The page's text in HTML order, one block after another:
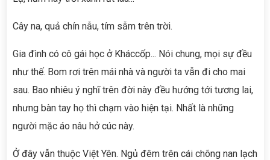
Cây na, quả chín nẫu, tím sẫm trên trời.
Gia đình có cô gái học ở Kháccốp... Nói chung, mọi sự đều
như thế. Bom rơi trên mái nhà và người ta vẫn đi cho mai
sau. Bao nhiêu ý nghĩ trên đời này đều hướng tới tương lai,
nhưng bàn tay họ thì chạm vào hiện tại. Nhất là những
người mặc áo nâu hở cúc này.
Ở đây vẫn thuộc Việt Yên. Ngủ đêm trên cái chõng nan lạch